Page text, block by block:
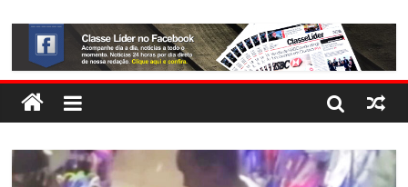
ALTERNATIVAS
LORENA, PINDAMONHANGABA E QUELUZ NA RETA FINAL
PELA FÁBRICA DA COCA-COLA!